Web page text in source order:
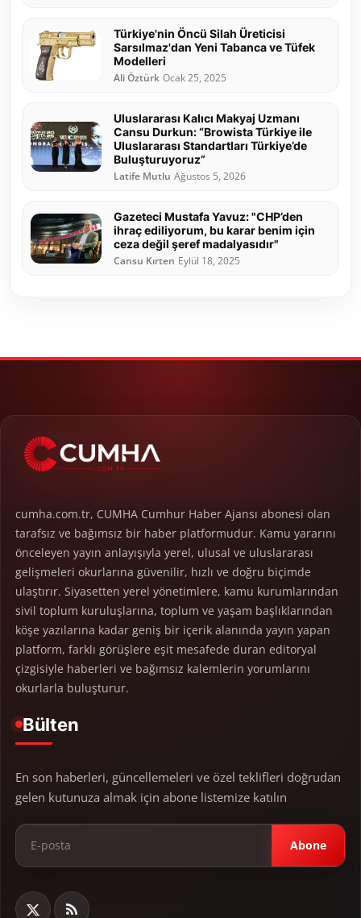
Türkiye'nin Öncü Silah Üreticisi
Sarsılmaz'dan Yeni Tabanca ve Tüfek
Modelleri
Ali Öztürk Ocak 25, 2025
Uluslararası Kalıcı Makyaj Uzmanı
Cansu Durkun: “Browista Türkiye ile
Uluslararası Standartları Türkiye’de
Buluşturuyoruz”
Latife Mutlu Ağustos 5, 2026
Gazeteci Mustafa Yavuz: "CHP’den
ihraç ediliyorum, bu karar benim için
ceza değil şeref madalyasıdır"
Cansu Kırten Eylül 18, 2025
cumha.com.tr, CUMHA Cumhur Haber Ajansı abonesi olan
tarafsız ve bağımsız bir haber platformudur. Kamu yararını
önceleyen yayın anlayışıyla yerel, ulusal ve uluslararası
gelişmeleri okurlarına güvenilir, hızlı ve doğru biçimde
ulaştırır. Siyasetten yerel yönetimlere, kamu kurumlarından
sivil toplum kuruluşlarına, toplum ve yaşam başlıklarından
köşe yazılarına kadar geniş bir içerik alanında yayın yapan
platform, farklı görüşlere eşit mesafede duran editoryal
çizgisiyle haberleri ve bağımsız kalemlerin yorumlarını
okurlarla buluşturur.
Bülten
En son haberleri, güncellemeleri ve özel teklifleri doğrudan
gelen kutunuza almak için abone listemize katılın
Abone